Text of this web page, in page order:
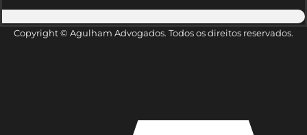
Copyright © Agulham Advogados. Todos os direitos reservados.